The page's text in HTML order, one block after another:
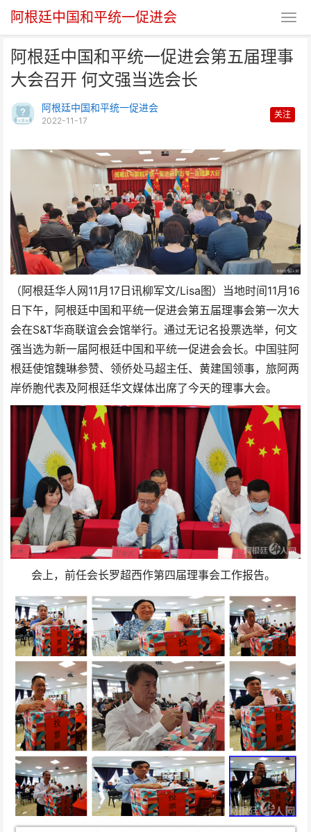
阿根廷中国和平统一促进会
阿根廷中国和平统一促进会第五届理事
大会召开 何文强当选会长
阿根廷中国和平统一促进会
2022-11-17
关注
（阿根廷华人网11月17日讯柳军文/Lisa图）当地时间11月16
日下午，阿根廷中国和平统一促进会第五届理事会第一次大
会在S&T华商联谊会会馆举行。通过无记名投票选举，何文
强当选为新一届阿根廷中国和平统一促进会会长。中国驻阿
根廷使馆魏琳参赞、领侨处马超主任、黄建国领事，旅阿两
岸侨胞代表及阿根廷华文媒体出席了今天的理事大会。
会上，前任会长罗超西作第四届理事会工作报告。
阿根廷中国和平统一促进会第五届
理事大会召开 何文强当